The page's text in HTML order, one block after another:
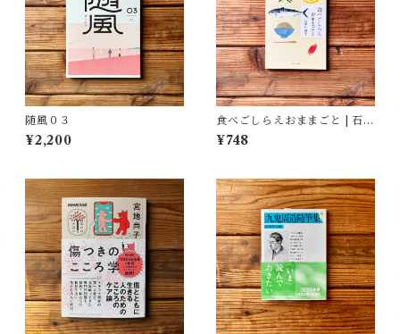
随風０３
¥2,200
食べごしらえおままごと | 石牟
礼 道子
¥748